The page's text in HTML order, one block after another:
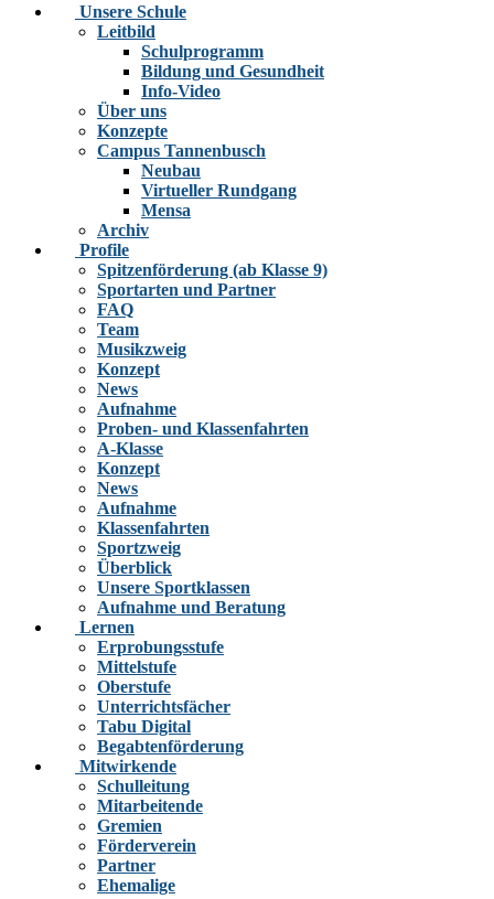
Unsere Schule
Leitbild
Schulprogramm
Bildung und Gesundheit
Info-Video
Über uns
Konzepte
Campus Tannenbusch
Neubau
Virtueller Rundgang
Mensa
Archiv
Profile
Spitzenförderung (ab Klasse 9)
Sportarten und Partner
FAQ
Team
Musikzweig
Konzept
News
Aufnahme
Proben- und Klassenfahrten
A-Klasse
Konzept
News
Aufnahme
Klassenfahrten
Sportzweig
Überblick
Unsere Sportklassen
Aufnahme und Beratung
Lernen
Erprobungsstufe
Mittelstufe
Oberstufe
Unterrichtsfächer
Tabu Digital
Begabtenförderung
Mitwirkende
Schulleitung
Mitarbeitende
Gremien
Förderverein
Partner
Ehemalige